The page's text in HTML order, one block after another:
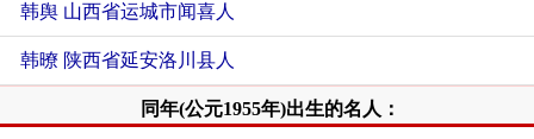
韩舆 山西省运城市闻喜人
韩暸 陕西省延安洛川县人
同年(公元1955年)出生的名人：